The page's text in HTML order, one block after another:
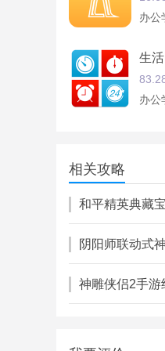
办公
生活
办公
办公
相关攻略
和平精英典藏
阴阳师联动式
神雕侠侣2手游